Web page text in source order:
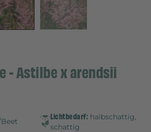
- Astilbe x arendsii
Lichtbedarf: halbschattig,
schattig